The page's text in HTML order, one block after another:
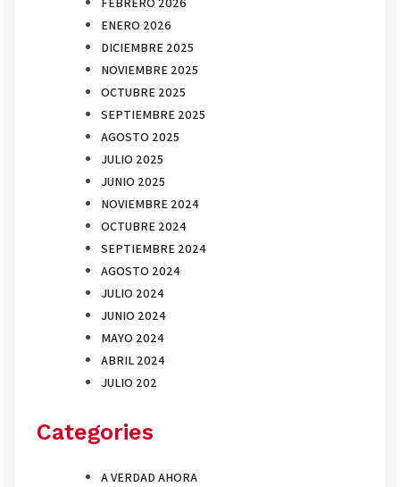
ENERO 2026
DICIEMBRE 2025
NOVIEMBRE 2025
OCTUBRE 2025
SEPTIEMBRE 2025
AGOSTO 2025
JULIO 2025
JUNIO 2025
NOVIEMBRE 2024
OCTUBRE 2024
SEPTIEMBRE 2024
AGOSTO 2024
JULIO 2024
JUNIO 2024
MAYO 2024
ABRIL 2024
JULIO 202
Categories
A VERDAD AHORA